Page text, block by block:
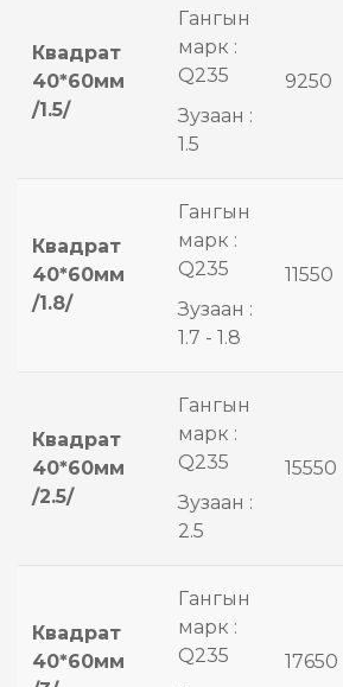
Квадрат
40*60мм
/1.5/
Гангын
марк :
Q235
Зузаан :
1.5
9250
Квадрат
40*60мм
/1.8/
Гангын
марк :
Q235
Зузаан :
1.7 - 1.8
11550
Квадрат
40*60мм
/2.5/
Гангын
марк :
Q235
Зузаан :
2.5
15550
Квадрат
40*60мм
Гангын
марк :
Q235
17650